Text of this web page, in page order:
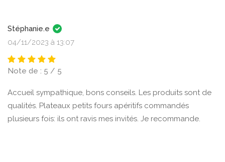
Stéphanie.e
04/11/2023 à 13:07
Note de : 5 / 5
Accueil sympathique, bons conseils. Les produits sont de
qualités. Plateaux petits fours apéritifs commandés
plusieurs fois: ils ont ravis mes invités. Je recommande.